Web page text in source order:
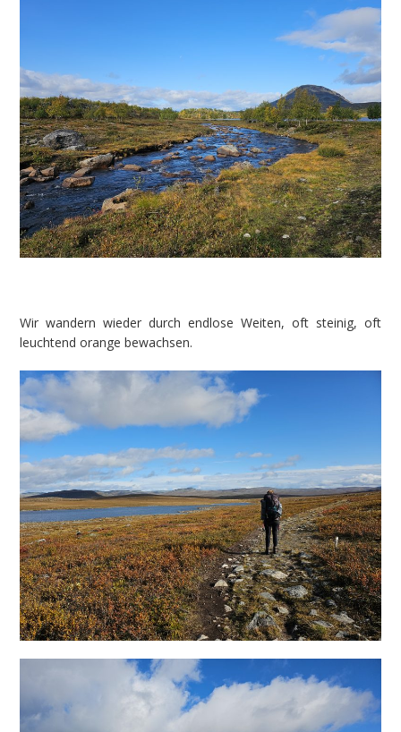
Wir wandern wieder durch endlose Weiten, oft steinig, oft
leuchtend orange bewachsen.